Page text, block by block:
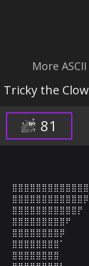
More
Tricky the
81